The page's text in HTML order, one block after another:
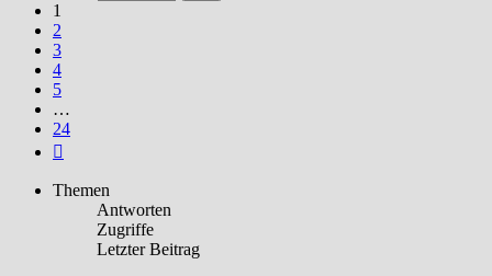
1
2
3
4
5
…
24
Themen
Antworten
Zugriffe
Letzter Beitrag